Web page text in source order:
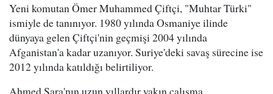
Yeni komutan Ömer Muhammed Çiftçi, "Muhtar Türki"
ismiyle de tanınıyor. 1980 yılında Osmaniye ilinde
dünyaya gelen Çiftçi'nin geçmişi 2004 yılında
Afganistan'a kadar uzanıyor. Suriye'deki savaş sürecine ise
2012 yılında katıldığı belirtiliyor.